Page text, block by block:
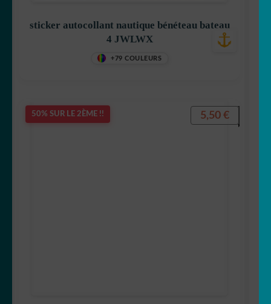
sticker autocollant nautique bénéteau bateau
4 JWLWX
+79 COULEURS
50% SUR LE 2ÈME !! 5,50 €